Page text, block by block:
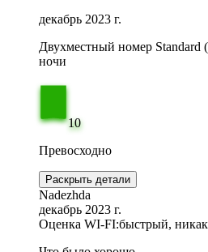
декабрь 2023 г.
Двухместный номер Standard
ночи
10
Превосходно
Раскрыть детали
Nadezhda
декабрь 2023 г.
Оценка WI-FI:быстрый,